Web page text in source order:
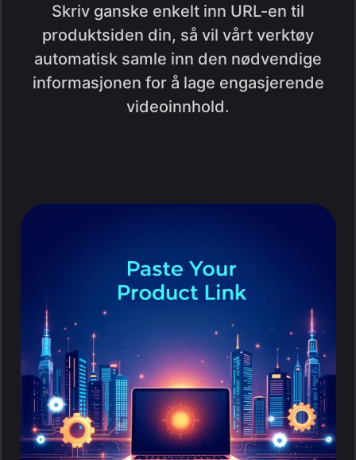
Skriv ganske enkelt inn URL-en til
produktsiden din, så vil vårt verktøy
automatisk samle inn den nødvendige
informasjonen for å lage engasjerende
videoinnhold.